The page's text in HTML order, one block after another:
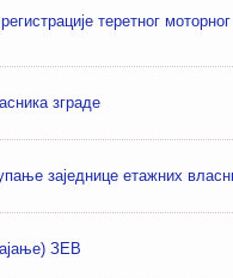
теретног
зграде
заједнице етажних
ЗЕВ